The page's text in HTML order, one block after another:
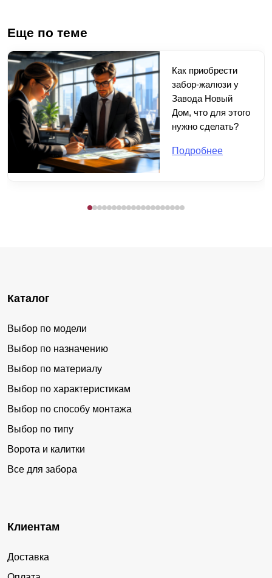
Еще по теме
Как приобрести
забор-жалюзи у
Завода Новый
Дом, что для этого
нужно сделать?
Подробнее
Каталог
Выбор по модели
Выбор по назначению
Выбор по материалу
Выбор по характеристикам
Выбор по способу монтажа
Выбор по типу
Ворота и калитки
Все для забора
Клиентам
Доставка